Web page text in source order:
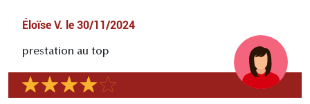
Éloïse V. le 30/11/2024
prestation au top